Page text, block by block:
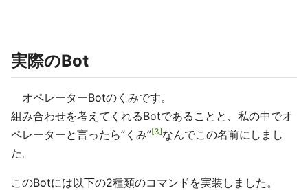
実際のBot
オペレーターBotのくみです。
組み合わせを考えてくれるBotであることと、私の中でオ
ペレーターと言ったら”くみ” 3 なんでこの名前にしまし
た。
このBotには以下の2種類のコマンドを実装しました。